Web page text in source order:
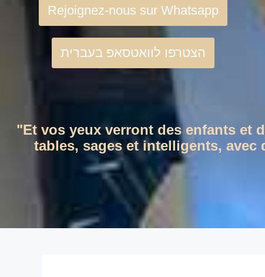
Rejoignez-nous sur Whatsapp
הצטרפו לוואטסאפ בעברית
"Et vos yeux verront des enfants et
tables, sages et intelligents, avec